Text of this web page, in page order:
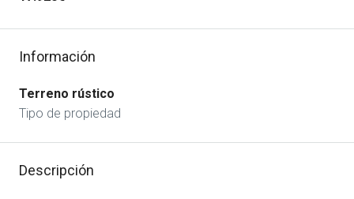
Información
Terreno rústico
Tipo de propiedad
Descripción